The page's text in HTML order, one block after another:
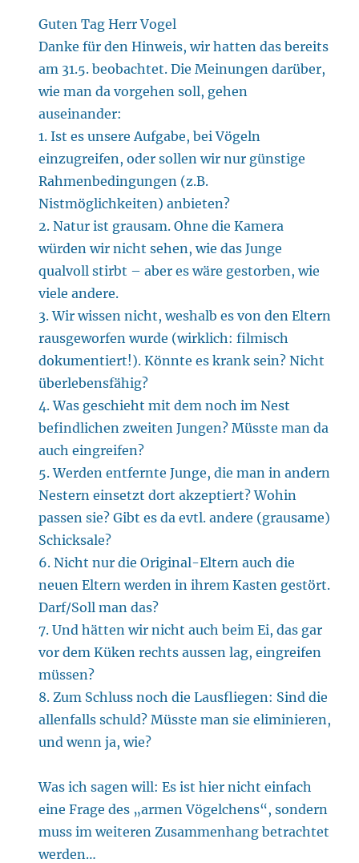
Guten Tag Herr Vogel
Danke für den Hinweis, wir hatten das bereits
am 31.5. beobachtet. Die Meinungen darüber,
wie man da vorgehen soll, gehen
auseinander:
1. Ist es unsere Aufgabe, bei Vögeln
einzugreifen, oder sollen wir nur günstige
Rahmenbedingungen (z.B.
Nistmöglichkeiten) anbieten?
2. Natur ist grausam. Ohne die Kamera
würden wir nicht sehen, wie das Junge
qualvoll stirbt – aber es wäre gestorben, wie
viele andere.
3. Wir wissen nicht, weshalb es von den Eltern
rausgeworfen wurde (wirklich: filmisch
dokumentiert!). Könnte es krank sein? Nicht
überlebensfähig?
4. Was geschieht mit dem noch im Nest
befindlichen zweiten Jungen? Müsste man da
auch eingreifen?
5. Werden entfernte Junge, die man in andern
Nestern einsetzt dort akzeptiert? Wohin
passen sie? Gibt es da evtl. andere (grausame)
Schicksale?
6. Nicht nur die Original-Eltern auch die
neuen Eltern werden in ihrem Kasten gestört.
Darf/Soll man das?
7. Und hätten wir nicht auch beim Ei, das gar
vor dem Küken rechts aussen lag, eingreifen
müssen?
8. Zum Schluss noch die Lausfliegen: Sind die
allenfalls schuld? Müsste man sie eliminieren,
und wenn ja, wie?
Was ich sagen will: Es ist hier nicht einfach
eine Frage des „armen Vögelchens“, sondern
muss im weiteren Zusammenhang betrachtet
werden…